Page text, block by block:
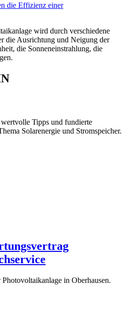
die Effizienz einer
wird durch verschiedene
die Ausrichtung und Neigung der
die Sonneneinstrahlung, die
Tipps und fundierte
Solarenergie und Stromspeicher.
in Oberhausen.